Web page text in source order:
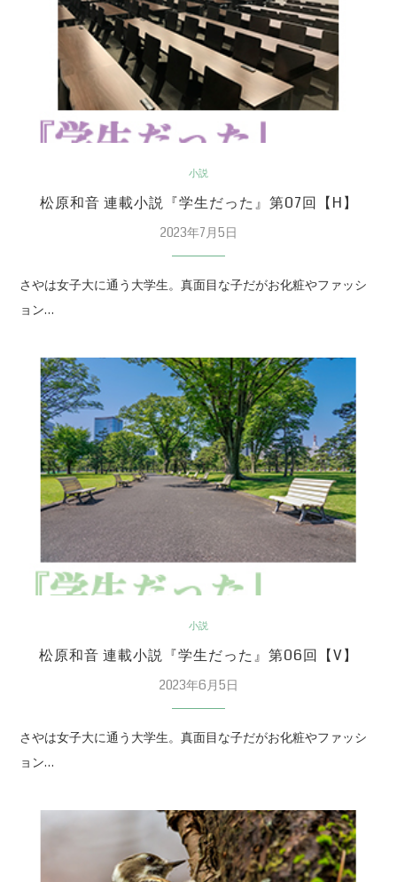
小説
松原和音 連載小説『学生だった』第07回【H】
2023年7月5日
さやは女子大に通う大学生。真面目な子だがお化粧やファッシ
ョン…
小説
松原和音 連載小説『学生だった』第06回【V】
2023年6月5日
さやは女子大に通う大学生。真面目な子だがお化粧やファッシ
ョン…